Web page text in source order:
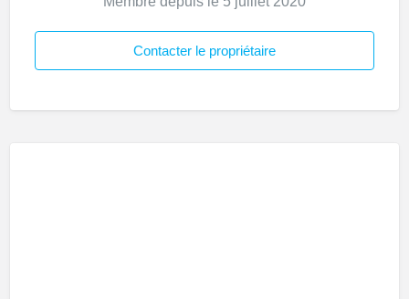
Contacter le propriétaire